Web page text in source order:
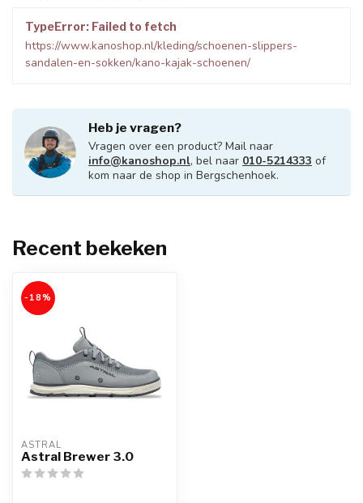
TypeError: Failed to fetch
https://www.kanoshop.nl/kleding/schoenen-slippers-
sandalen-en-sokken/kano-kajak-schoenen/
Heb je vragen?
Vragen over een product? Mail naar
info@kanoshop.nl, bel naar 010-5214333 of
kom naar de shop in Bergschenhoek.
Recent bekeken
-18%
ASTRAL
Astral Brewer 3.0